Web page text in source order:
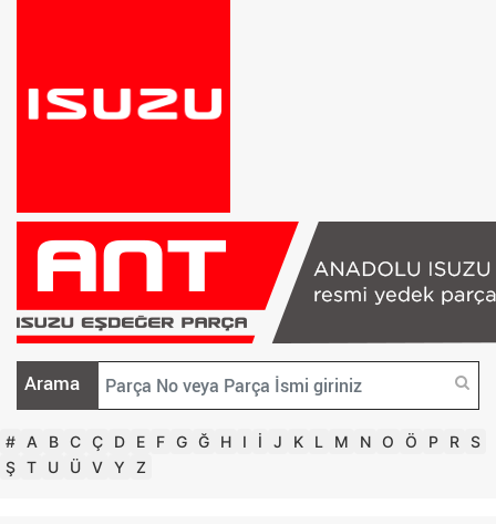
Arama
# A B C Ç D E F G Ğ H I İ J K L M N O Ö P R S
Ş T U Ü V Y Z